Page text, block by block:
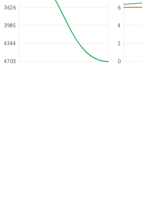
3626
3985
4344
4703
6
4
2
0